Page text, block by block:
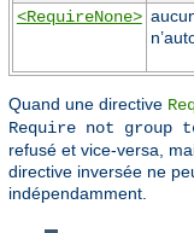
<RequireNone>
Quand une directive
Require not group
refusé et vice-versa,
directive inversée ne
indépendamment.